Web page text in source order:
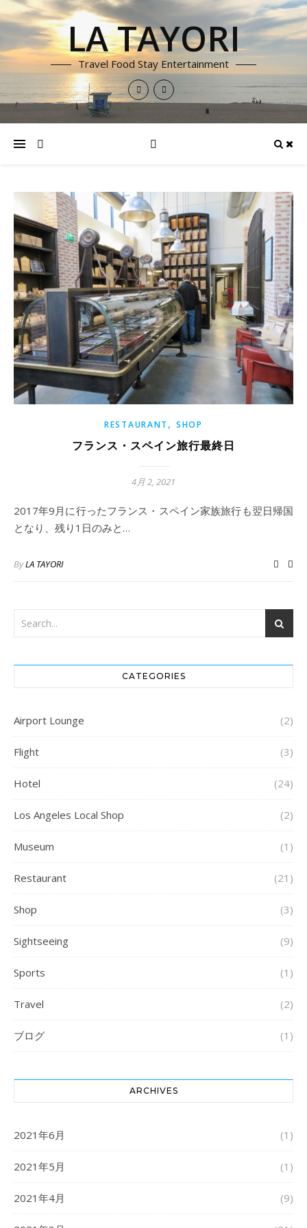
LA TAYORI
Travel Food Stay Entertainment
RESTAURANT ,SHOP
フランス・スペイン旅行最終日
4月 2, 2021
2017年9月に行ったフランス・スペイン家族旅行も翌日帰国
となり、残り1日のみと…
ByLA TAYORI
CATEGORIES
Airport Lounge (2)
Flight (3)
Hotel (24)
Los Angeles Local Shop (2)
Museum (1)
Restaurant (21)
Shop (3)
Sightseeing (9)
Sports (1)
Travel (2)
ブログ (1)
ARCHIVES
2021年6月 (1)
2021年5月 (1)
2021年4月 (9)